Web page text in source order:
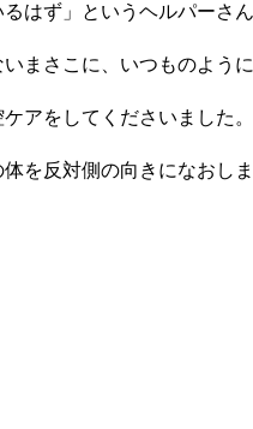
るはず」というヘルパーさん
まさこに、いつものよう
アをしてくださいました。
を反対側の向きになおしま